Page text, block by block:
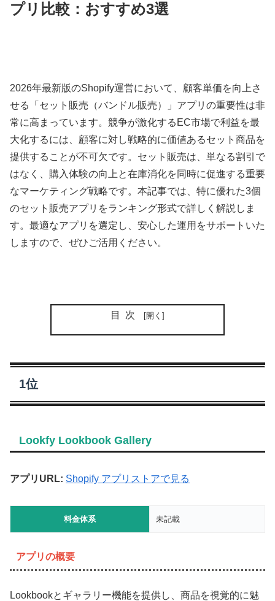
プリ比較：おすすめ3選
2026年最新版のShopify運営において、顧客単価を向上さ
せる「セット販売（バンドル販売）」アプリの重要性は非
常に高まっています。競争が激化するEC市場で利益を最
大化するには、顧客に対し戦略的に価値あるセット商品を
提供することが不可欠です。セット販売は、単なる割引で
はなく、購入体験の向上と在庫消化を同時に促進する重要
なマーケティング戦略です。本記事では、特に優れた3個
のセット販売アプリをランキング形式で詳しく解説しま
す。最適なアプリを選定し、安心した運用をサポートいた
しますので、ぜひご活用ください。
目次
1位
Lookfy Lookbook Gallery
アプリURL: Shopify アプリストアで見る
料金体系 未記載
アプリの概要
Lookbookとギャラリー機能を提供し、商品を視覚的に魅